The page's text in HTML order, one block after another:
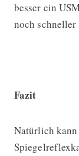
besser ein
noch schneller
Fazit
Natürlich kann